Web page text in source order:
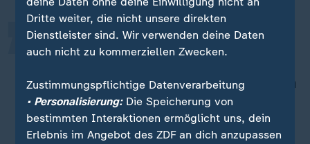
Das ist ein Wunsch, den man
sollten nicht den Fehler machen, den
zu erfüllen.
Dritte weiter, die nicht unsere direkten
Dienstleister sind. Wir verwenden deine Daten
auch nicht zu kommerziellen Zwecken.
Zustimmungspflichtige Datenverarbeitung
• Personalisierung:Die Speicherung von
bestimmten Interaktionen ermöglicht uns, dein
Erlebnis im Angebot des ZDF an dich anzupassen